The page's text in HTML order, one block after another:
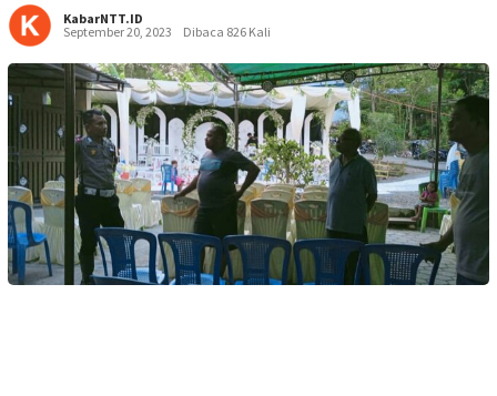
KabarNTT.ID
September 20, 2023
Dibaca 826 Kali